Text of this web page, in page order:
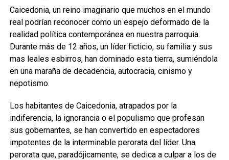
Caicedonia, un reino imaginario que muchos en el mundo
real podrían reconocer como un espejo deformado de la
realidad política contemporánea en nuestra parroquia.
Durante más de 12 años, un líder ficticio, su familia y sus
mas leales esbirros, han dominado esta tierra, sumiéndola
en una maraña de decadencia, autocracia, cinismo y
nepotismo.
Los habitantes de Caicedonia, atrapados por la
indiferencia, la ignorancia o el populismo que profesan
sus gobernantes, se han convertido en espectadores
impotentes de la interminable perorata del líder. Una
perorata que, paradójicamente, se dedica a culpar a los de